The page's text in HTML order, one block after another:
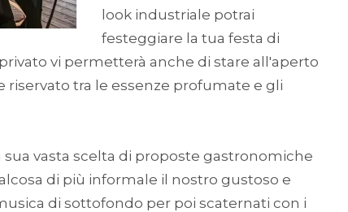
look industriale potrai
festeggiare la tua festa di
vi permetterà anche di stare all'aperto
tra le essenze profumate e gli
sua vasta scelta di proposte gastronomiche
di più informale il nostro gustoso e
di sottofondo per poi scaternati con i